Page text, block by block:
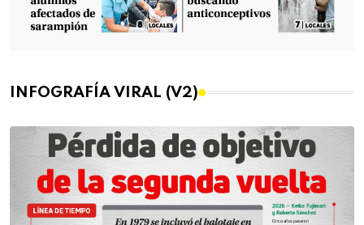
INFOGRAFÍA VIRAL (V2)